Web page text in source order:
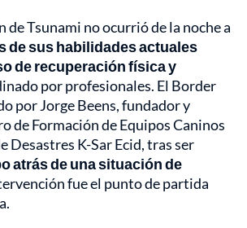
de Tsunami no ocurrió de la noche a
de sus habilidades actuales
de recuperación física y
por profesionales. El Border
por Jorge Beens, fundador y
de Formación de Equipos Caninos
Desastres K-Sar Ecid, tras ser
atrás de una situación de
fue el punto de partida